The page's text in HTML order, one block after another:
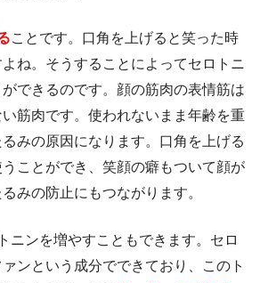
ことです。口角を上げると笑った時
ね。そうすることによってセロトニ
できるのです。顔の筋肉の表情筋は
筋肉です。使われないまま年齢を重
みの原因になります。口角を上げる
ことができ、笑顔の癖もついて顔が
みの防止にもつながります。
ニンを増やすこともできます。セロ
ンという成分でできており、このト